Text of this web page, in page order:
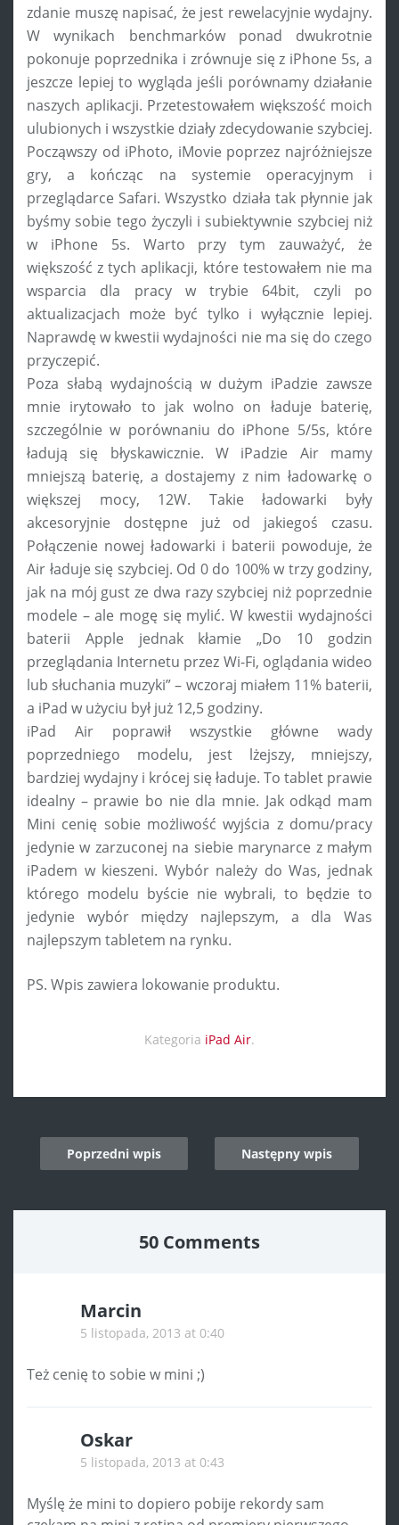
zdanie muszę napisać, że jest rewelacyjnie wydajny.
W wynikach benchmarków ponad dwukrotnie
pokonuje poprzednika i zrównuje się z iPhone 5s, a
jeszcze lepiej to wygląda jeśli porównamy działanie
naszych aplikacji. Przetestowałem większość moich
ulubionych i wszystkie działy zdecydowanie szybciej.
Począwszy od iPhoto, iMovie poprzez najróżniejsze
gry, a kończąc na systemie operacyjnym i
przeglądarce Safari. Wszystko działa tak płynnie jak
byśmy sobie tego życzyli i subiektywnie szybciej niż
w iPhone 5s. Warto przy tym zauważyć, że
większość z tych aplikacji, które testowałem nie ma
wsparcia dla pracy w trybie 64bit, czyli po
aktualizacjach może być tylko i wyłącznie lepiej.
Naprawdę w kwestii wydajności nie ma się do czego
przyczepić.
Poza słabą wydajnością w dużym iPadzie zawsze
mnie irytowało to jak wolno on ładuje baterię,
szczególnie w porównaniu do iPhone 5/5s, które
ładują się błyskawicznie. W iPadzie Air mamy
mniejszą baterię, a dostajemy z nim ładowarkę o
większej mocy, 12W. Takie ładowarki były
akcesoryjnie dostępne już od jakiegoś czasu.
Połączenie nowej ładowarki i baterii powoduje, że
Air ładuje się szybciej. Od 0 do 100% w trzy godziny,
jak na mój gust ze dwa razy szybciej niż poprzednie
modele – ale mogę się mylić. W kwestii wydajności
baterii Apple jednak kłamie „Do 10 godzin
przeglądania Internetu przez Wi-Fi, oglądania wideo
lub słuchania muzyki” – wczoraj miałem 11% baterii,
a iPad w użyciu był już 12,5 godziny.
iPad Air poprawił wszystkie główne wady
poprzedniego modelu, jest lżejszy, mniejszy,
bardziej wydajny i krócej się ładuje. To tablet prawie
idealny – prawie bo nie dla mnie. Jak odkąd mam
Mini cenię sobie możliwość wyjścia z domu/pracy
jedynie w zarzuconej na siebie marynarce z małym
iPadem w kieszeni. Wybór należy do Was, jednak
którego modelu byście nie wybrali, to będzie to
jedynie wybór między najlepszym, a dla Was
najlepszym tabletem na rynku.
PS. Wpis zawiera lokowanie produktu.
Kategoria iPad Air.
Post
navigation
Poprzedni wpis Następny wpis
50 Comments
Marcin
5 listopada, 2013 at 0:40
Też cenię to sobie w mini ;)
Oskar
5 listopada, 2013 at 0:43
Myślę że mini to dopiero pobije rekordy sam